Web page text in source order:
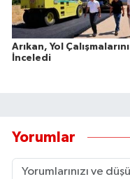
Arıkan, Yol Çalışmalarını
İnceledi
Yorumlar